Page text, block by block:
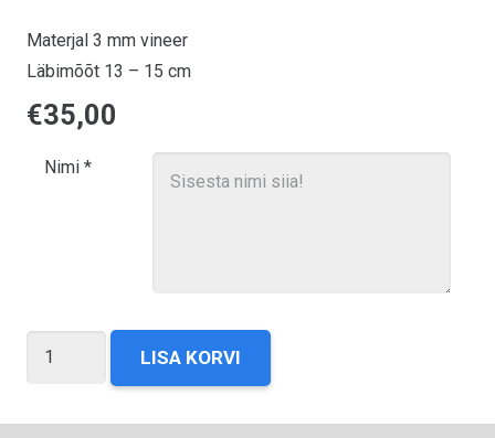
Materjal 3 mm vineer
Läbimõõt 13 – 15 cm
€35,00
Nimi *
LISA KORVI